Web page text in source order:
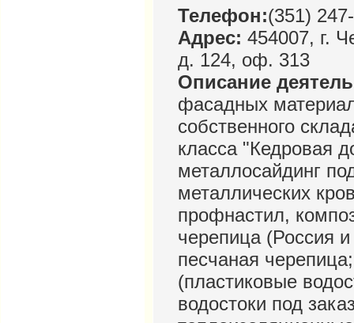
Телефон:(351)
Адрес: 454007, г.
д. 124, оф. 313
Описание
фасадных
собственного
класса "Кедровая
металлосайдинг
металлических
профнастил,
черепица (Россия
песчаная
(пластиковые
водостоки под